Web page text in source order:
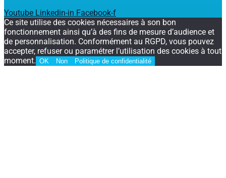
Youtube Linkedin-in Facebook-f
Ce site utilise des cookies nécessaires à son bon
fonctionnement ainsi qu’à des fins de mesure d’audience et
de personnalisation. Conformément au RGPD, vous pouvez
accepter, refuser ou paramétrer l’utilisation des cookies à tout
moment. OK Non Politique de confidentialité